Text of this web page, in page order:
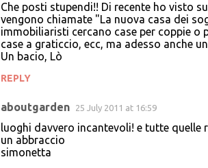
Che posti stupendi!! Di recente ho visto
vengono chiamate "La nuova casa dei
immobiliaristi cercano case per coppie o
case a graticcio, ecc, ma adesso anche
Un bacio, Lò
REPLY
aboutgarden 25 July 2011 at 16:59
luoghi davvero incantevoli! e tutte quelle
un abbraccio
simonetta